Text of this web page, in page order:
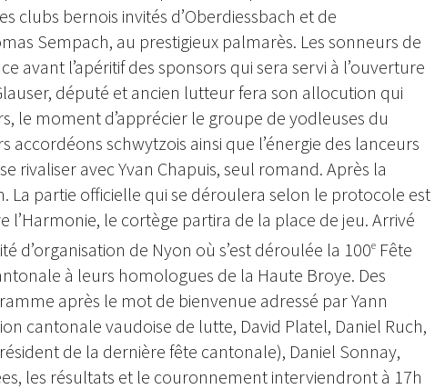
clubs bernois invités d’Oberdiessbach et de
Sempach, au prestigieux palmarès. Les sonneurs de
avant l’apéritif des sponsors qui sera servi à l’ouverture
député et ancien lutteur fera son allocution qui
le moment d’apprécier le groupe de yodleuses du
accordéons schwytzois ainsi que l’énergie des lanceurs
rivaliser avec Yvan Chapuis, seul romand. Après la
La partie officielle qui se déroulera selon le protocole est
le cortège partira de la place de jeu. Arrivé
d’organisation de Nyon où s’est déroulée la 100e Fête
à leurs homologues de la Haute Broye. Des
après le mot de bienvenue adressé par Yann
cantonale vaudoise de lutte, David Platel, Daniel Ruch,
de la dernière fête cantonale), Daniel Sonnay,
les résultats et le couronnement interviendront à 17h